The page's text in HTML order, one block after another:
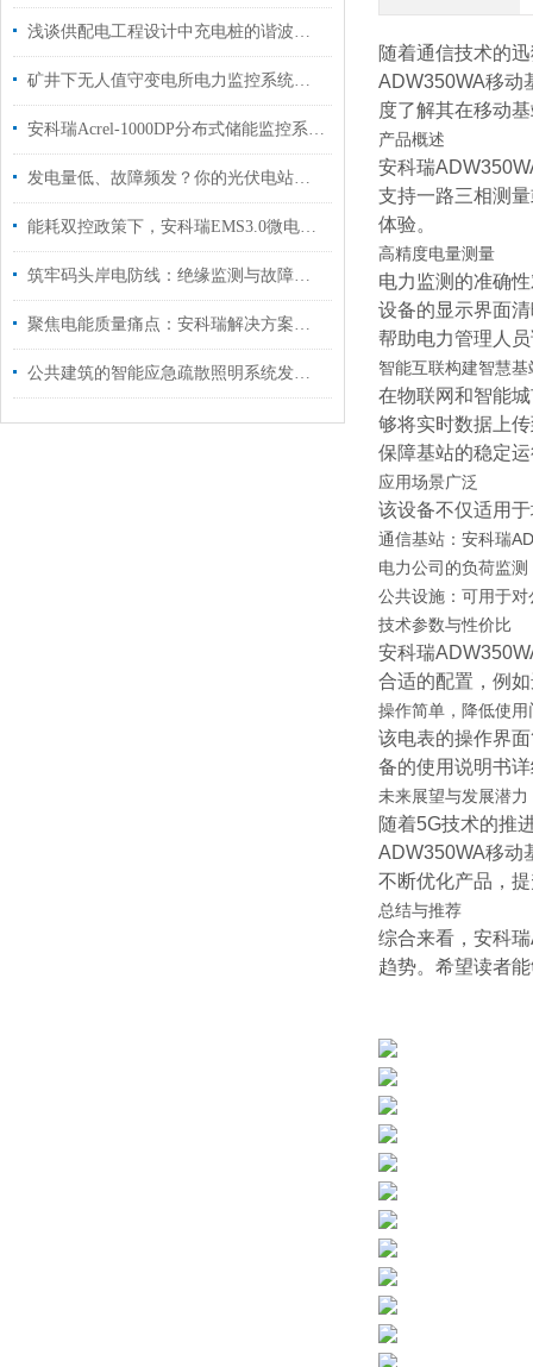
浅谈供配电工程设计中充电桩的谐波治理
矿井下无人值守变电所电力监控系统的探讨与产品选型
安科瑞Acrel-1000DP分布式储能监控系统在浙江嘉兴储能项目中的应用
发电量低、故障频发？你的光伏电站需要这个智能管家-分布式光伏运维云平台
能耗双控政策下，安科瑞EMS3.0微电网智慧能源管理平台如何助力企业高效用能
筑牢码头岸电防线：绝缘监测与故障定位如何保障电力安全？
聚焦电能质量痛点：安科瑞解决方案如何实现 “治未病” 与 “解已忧”？
公共建筑的智能应急疏散照明系统发展前景
随着通信技术的
ADW350WA移动
度了解其在移动
产品概述
安科瑞
支持一路三相测
体验。
高精度电量测量
电力监测的准确
设备的显示界面
帮助电力管理人
智能互联构建智慧基
在物联网和智能
够将实时数据上
保障基站的稳定
应用场景广泛
该设备不仅适用
通信基站：安科瑞
电力公司的负荷监
公共设施：可用于
技术参数与性价比
安科瑞
合适的配置，例
操作简单，降低使用
该电表的操作界
备的使用说明书
未来展望与发展潜力
随着5G技术的推
ADW350WA移动
不断优化产品，
总结与推荐
综合来看，安科
趋势。希望读者